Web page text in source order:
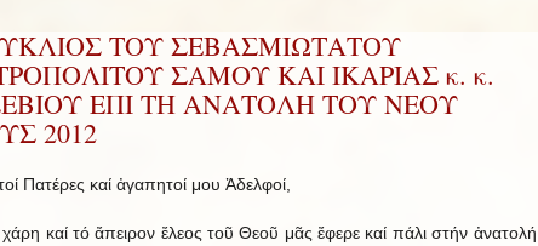
ΤΟΥ ΣΕΒΑΣΜΙΩΤΑΤΟΥ
ΣΑΜΟΥ ΚΑΙ ΙΚΑΡΙΑΣ κ. κ.
ΕΠΙ ΤΗ ΑΝΑΤΟΛΗ ΤΟΥ ΝΕΟΥ
2012
Πατέρες καί ἀγαπητοί μου Ἀδελφοί,
καί τό ἄπειρον ἔλεος τοῦ Θεοῦ μᾶς ἔφερε καί πάλι στήν ἀνατολή